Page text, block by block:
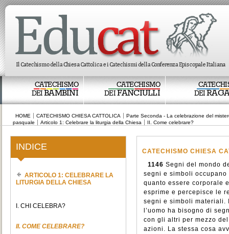
CATECHISMO
DEIBAMBINI
CATECHISMO
DEIFANCIULLI
DEI
HOME CATECHISMO CHIESA CATTOLICA
Parte Seconda - La celebrazione del
pasquale
Articolo 1: Celebrare la liturgia della Chiesa II. Come celebrare?
INDICE
ARTICOLO 1: CELEBRARE LA
LITURGIA DELLA CHIESA
I. CHI CELEBRA?
II. COME CELEBRARE?
CATECHISMO CHIESA
1146 Segni del mondo
segni e simboli
quanto essere corporale
esprime e percepisce le
segni e simboli materiali.
l’uomo ha bisogno di
con gli altri per mezzo
azioni. La stessa cosa